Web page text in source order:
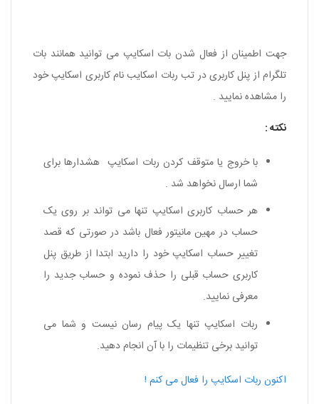
جهت اطمینان از فعال شدن بات اسکایپ می توانید همانند بات
تلگرام از پنل کاربری در تب ربات اسکایب نام کاربری اسکایپ خود
را مشاهده نمایید .
نکته :
با خروج یا متوقف کردن ربات اسکایپ هشدارها برای
شما ارسال نخواهد شد .
هر حساب کاربری اسکایپ تنها می تواند بر روی یک
حساب در مهین مانیتور فعال باشد در صورتی که قصد
تغییر حساب اسکایپ خود را دارید ابتدا از طریق پنل
کاربری حساب قبلی را حذف نموده و حساب جدید را
معرفی نمایید.
ربات اسکایپ تنها یک پیام رسان نیست و شما می
توانید برخی تنظیمات را با آن انجام دهید.
اکنون ربات اسکایپ را فعال می کنم !